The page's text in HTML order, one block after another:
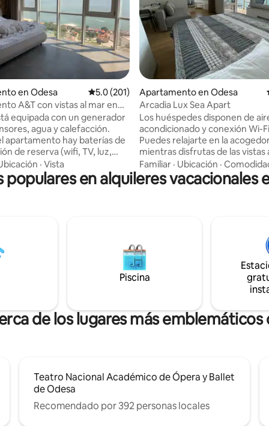
de 5, 90 reseñas
en Odesa Calificación promedio: 5.0 de 5, 201 reseñas
5.0 (201)
A&T con vistas al mar en
equipada con un generador
agua y calefacción.
apartamento hay baterías de
de reserva (wifi, TV, luz,
tipo estudio con
total de 50 m², dormitorio
con sofá cama. El
apartamento tiene 2 armarios
espacio para guardar maletas.
Samsung de 50", Smart TV,
de Netflix activa. Cafetera
· Vista
Apartamento en Odesa
Arcadia Lux Sea Apart
Los huéspedes disponen de
acondicionado y conexión Wi-
Puedes relajarte en la
mientras disfrutas de las vistas
Los apartamentos de 34
cuadrados cuentan con una
totalmente equipada con
una nevera, una cocina y un
agua. El lugar para dormir es
doble. En el territorio del
una tienda, una farmacia, una
otros servicios, y cerca hay un
Familiar · Ubicación ·
populares en alquileres vacacionales
Piscina
de los lugares más emblemáticos
Teatro Nacional Académico de Ópera y Ballet
de Odesa
Recomendado por 392 personas locales